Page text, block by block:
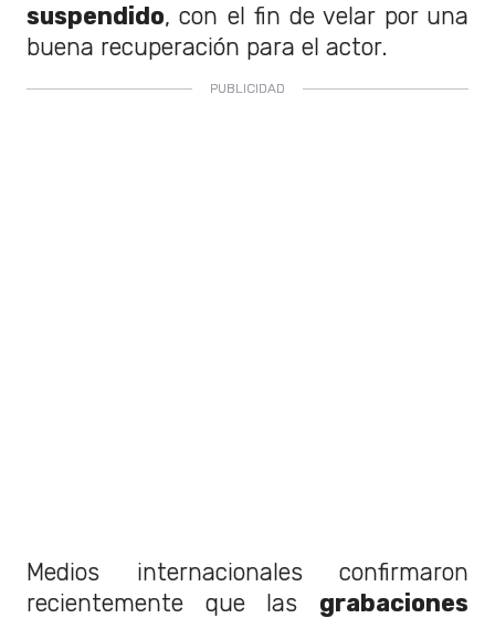
suspendido, con el fin de velar por una
buena recuperación para el actor.
Medios internacionales confirmaron
recientemente que las grabaciones